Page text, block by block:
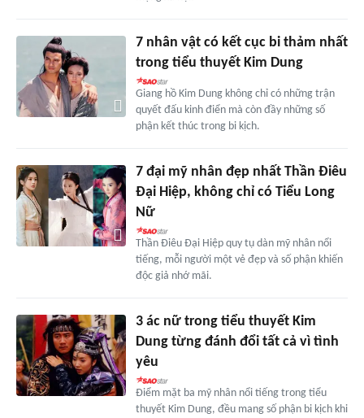
7 nhân vật có kết cục bi thảm nhất
trong tiểu thuyết Kim Dung
Giang hồ Kim Dung không chỉ có những trận
quyết đấu kinh điển mà còn đầy những số
phận kết thúc trong bi kịch.
7 đại mỹ nhân đẹp nhất Thần Điêu
Đại Hiệp, không chỉ có Tiểu Long
Nữ
Thần Điêu Đại Hiệp quy tụ dàn mỹ nhân nổi
tiếng, mỗi người một vẻ đẹp và số phận khiến
độc giả nhớ mãi.
3 ác nữ trong tiểu thuyết Kim
Dung từng đánh đổi tất cả vì tình
yêu
Điểm mặt ba mỹ nhân nổi tiếng trong tiểu
thuyết Kim Dung, đều mang số phận bi kịch khi